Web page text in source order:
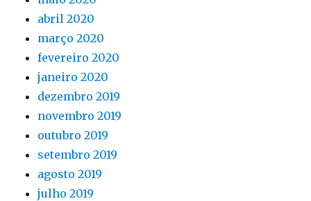
abril 2020
março 2020
fevereiro 2020
janeiro 2020
dezembro 2019
novembro 2019
outubro 2019
setembro 2019
agosto 2019
julho 2019